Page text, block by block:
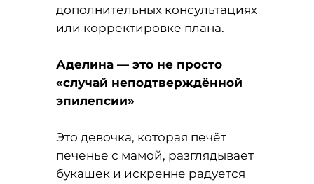
дополнительных консультациях
или корректировке плана.
Аделина — это не просто
«случай неподтверждённой
эпилепсии»
Это девочка, которая печёт
печенье с мамой, разглядывает
букашек и искренне радуется